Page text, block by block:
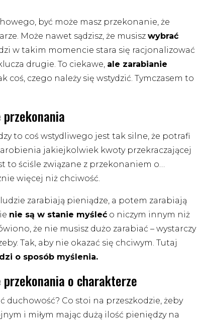
być może masz przekonanie, że
Może nawet sądzisz, że musiszwybrać
w takim momencie stara się racjonalizować
drugie. To ciekawe, ale zarabianie
coś, czego należy się wstydzić. Tymczasem to
przekonania
to coś wstydliwego jest tak silne, że potrafi
jakiejkolwiek kwoty przekraczającej
to ściśle związane z przekonaniem o…
więcej niż chciwość.
zarabiają pieniądze, a potem zarabiają
nie są w stanie myśleć o niczym innym niż
że nie musisz dużo zarabiać – wystarczy
Tak, aby nie okazać się chciwym. Tutaj
o sposób myślenia.
przekonania o charakterze
duchowość? Co stoi na przeszkodzie, żeby
i miłym mając dużą ilość pieniędzy na